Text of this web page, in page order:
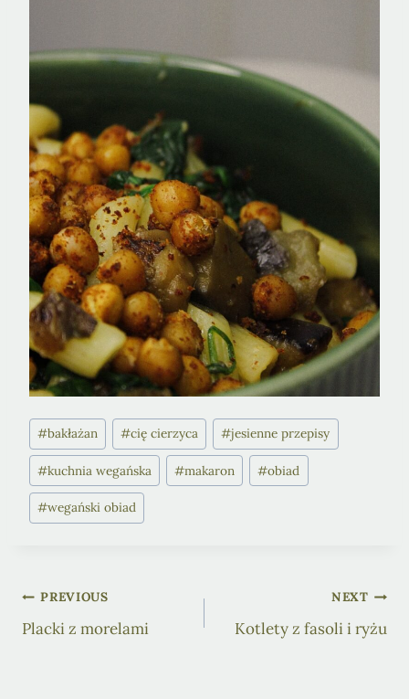
Post
Tags:
#bakłażan #cię cierzyca #jesienne przepisy
#kuchnia wegańska #makaron #obiad
#wegański obiad
Post
navigation
PREVIOUS
Placki z morelami
NEXT
Kotlety z fasoli i ryżu